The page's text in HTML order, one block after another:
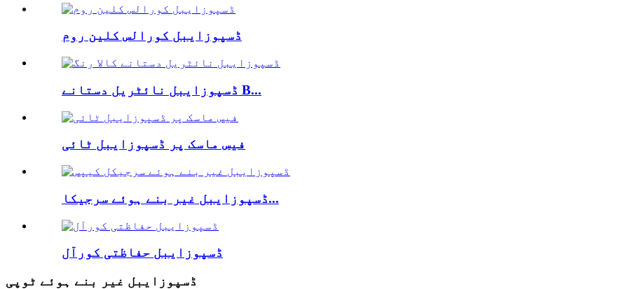
ڈسپوزایبل کورالس کلین روم
ڈسپوزایبل نائٹریل دستانے B...
فیس ماسک پر ڈسپوزایبل ٹائی
ڈسپوزایبل غیر بنے ہوئے سرجیکا...
ڈسپوزایبل حفاظتی کورآل
ڈسپوزایبل غیر بنے ہوئے ٹوپی